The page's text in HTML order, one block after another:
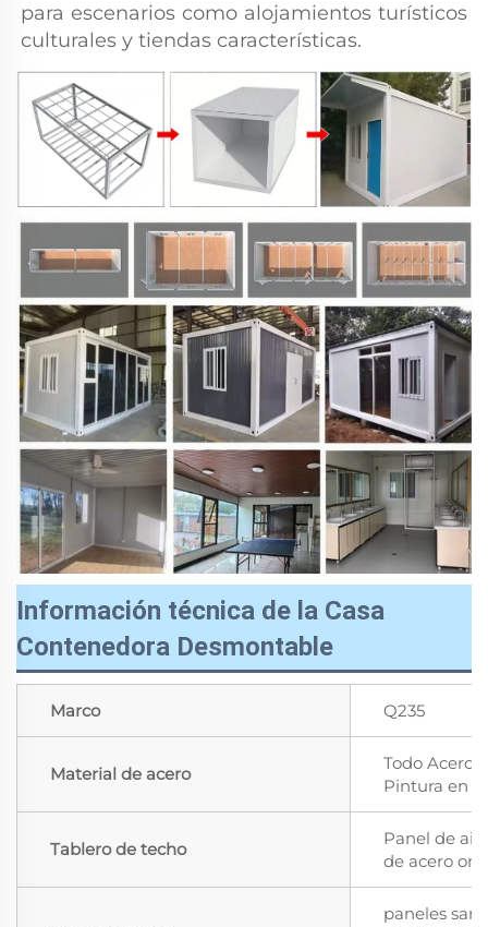
para escenarios como alojamientos turísticos
culturales y tiendas características.
Información técnica de la Casa
Contenedora Desmontable
Marco Q235
Material de acero
Todo Acero
Pintura en
Tablero de techo
Panel de
de acero
paneles